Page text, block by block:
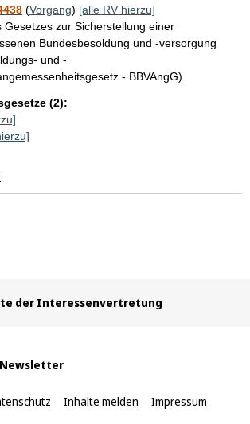
(Vorgang) [alle RV hierzu]
Gesetzes zur Sicherstellung einer
Bundesbesoldung und -versorgung
und -
- BBVAngG)
(2):
der Interessenvertretung
Newsletter
Inhalte melden Impressum